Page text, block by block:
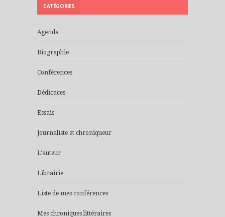
CATÉGORIES
Agenda
Biographie
Conférences
Dédicaces
Essais
Journaliste et chroniqueur
L'auteur
Librairie
Liste de mes conférences
Mes chroniques littéraires